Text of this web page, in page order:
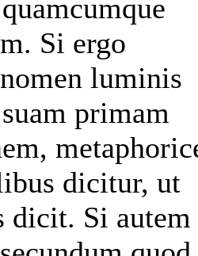
Si ergo
luminis
primam
dicitur, ut
dicit. Si autem